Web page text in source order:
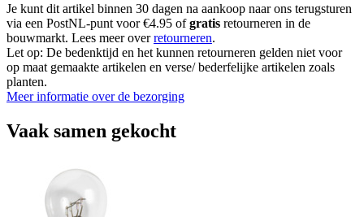
Je kunt dit artikel binnen 30 dagen na aankoop naar ons terugsturen
via een PostNL-punt voor €4.95 ofgratis retourneren in de
bouwmarkt. Lees meer overretourneren.
Let op: De bedenktijd en het kunnen retourneren gelden niet voor
op maat gemaakte artikelen en verse/ bederfelijke artikelen zoals
planten.
Meer informatie over de bezorging
Vaak samen gekocht